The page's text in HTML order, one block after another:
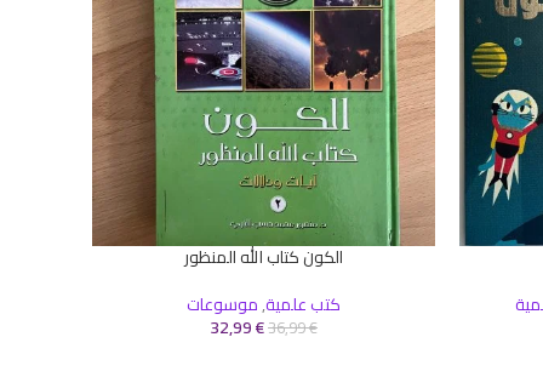
إضافة إلى السلةالكون كتاب الله المنظور
كتب علمية,موسوعات
36,99€
32,99€